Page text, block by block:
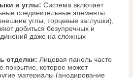
и углы: Система включает
соединительные элементы
углы, торцевые заглушки),
добиться безупречных и
даже на сложных
отделки: Лицевая панель часто
покрытие, которое может
материалы (анодирование